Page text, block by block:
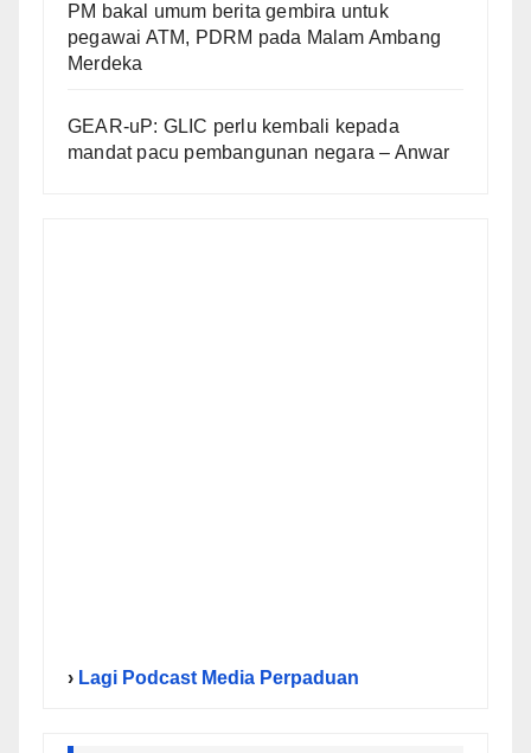
PM bakal umum berita gembira untuk
pegawai ATM, PDRM pada Malam Ambang
Merdeka
GEAR-uP: GLIC perlu kembali kepada
mandat pacu pembangunan negara – Anwar
› Lagi Podcast Media Perpaduan